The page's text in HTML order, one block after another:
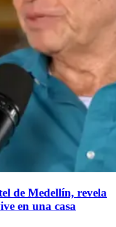
de Medellín, revela
en una casa